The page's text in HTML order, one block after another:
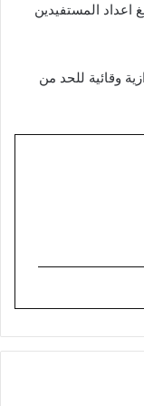
اعداد المستفيدين
وقائية للحد من